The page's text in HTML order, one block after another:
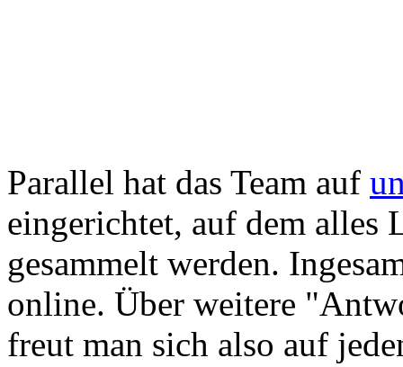
Parallel hat das Team auf
eingerichtet, auf dem
gesammelt werden.
online. Über weitere
freut man sich also auf